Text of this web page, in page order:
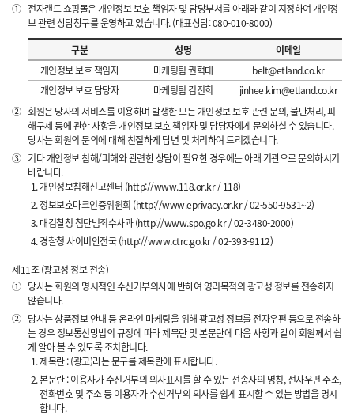
① 전자랜드 쇼핑몰은 개인정보 보호 책임자 및 담당부서를 아래와 같이 지정하여 개인정
보 관련 상담창구를 운영하고 있습니다. (대표상담: 080-010-8000)
구분
성명
이메일
개인정보 보호 책임자
마케팅팀 권혁대
belt@etland.co.kr
개인정보 보호 담당자
마케팅팀 김진희
jinhee.kim@etland.co.kr
② 회원은 당사의 서비스를 이용하며 발생한 모든 개인정보 보호 관련 문의, 불만처리, 피
해구제 등에 관한 사항을 개인정보 보호 책임자 및 담당자에게 문의하실 수 있습니다.
당사는 회원의 문의에 대해 친절하게 답변 및 처리하여 드리겠습니다.
③ 기타 개인정보 침해/피해와 관련한 상담이 필요한 경우에는 아래 기관으로 문의하시기
바랍니다.
개인정보침해신고센터 (http://www.118.or.kr / 118)
정보보호마크인증위원회 (http://www.eprivacy.or.kr / 02-550-9531~2)
대검찰청 첨단범죄수사과 (http://www.spo.go.kr / 02-3480-2000)
경찰청 사이버안전국 (http://www.ctrc.go.kr / 02-393-9112)
제11조 (광고성 정보 전송)
① 당사는 회원의 명시적인 수신거부의사에 반하여 영리목적의 광고성 정보를 전송하지
않습니다.
② 당사는 상품정보 안내 등 온라인 마케팅을 위해 광고성 정보를 전자우편 등으로 전송하
는 경우 정보통신망법의 규정에 따라 제목란 및 본문란에 다음 사항과 같이 회원께서 쉽
게 알아 볼 수 있도록 조치합니다.
제목란 : (광고)라는 문구를 제목란에 표시합니다.
본문란 : 이용자가 수신거부의 의사표시를 할 수 있는 전송자의 명칭, 전자우편 주소,
전화번호 및 주소 등 이용자가 수신거부의 의사를 쉽게 표시할 수 있는 방법을 명시
합니다.